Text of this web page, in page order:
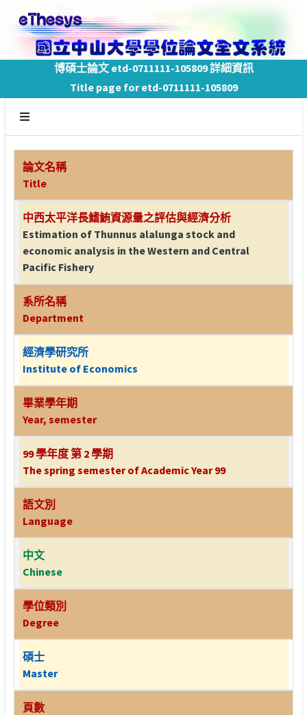
博碩士論文 etd-0711111-105809 詳細資訊
Title page for etd-0711111-105809
論文名稱
Title
中西太平洋長鰭鮪資源量之評估與經濟分析
Estimation of Thunnus alalunga stock and
economic analysis in the Western and Central
Pacific Fishery
系所名稱
Department
經濟學研究所
Institute of Economics
畢業學年期
Year, semester
99 學年度 第 2 學期
The spring semester of Academic Year 99
語文別
Language
中文
Chinese
學位類別
Degree
碩士
Master
頁數